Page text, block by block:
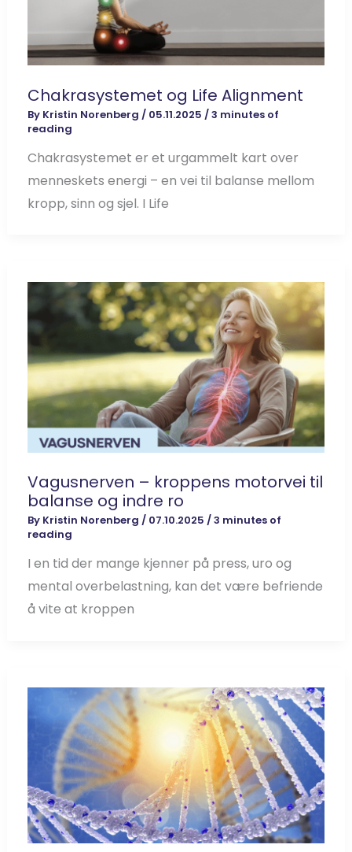
Chakrasystemet og Life Alignment
By Kristin Norenberg / 05.11.2025 /3 minutes of
reading
Chakrasystemet er et urgammelt kart over
menneskets energi – en vei til balanse mellom
kropp, sinn og sjel. I Life
Vagusnerven – kroppens motorvei til
balanse og indre ro
By Kristin Norenberg / 07.10.2025 /3 minutes of
reading
I en tid der mange kjenner på press, uro og
mental overbelastning, kan det være befriende
å vite at kroppen